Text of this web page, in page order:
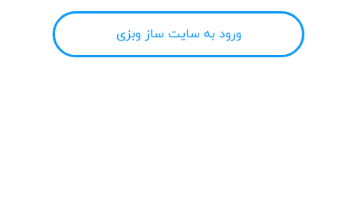
ورود به سایت ساز وبزی